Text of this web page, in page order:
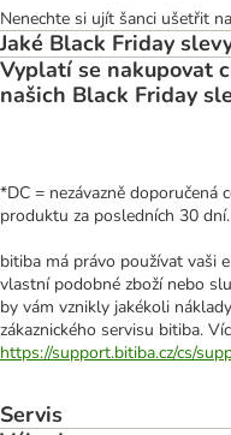
Nenechte si ujít šanci ušetřit
Jaké Black Friday
Vyplatí se nakupovat
našich Black Friday
*DC = nezávazně doporučená
produktu za posledních 30 dní.
bitiba má právo používat vaši
vlastní podobné zboží nebo
by vám vznikly jakékoli
zákaznického servisu bitiba.
https://support.bitiba.cz/cs/
Servis